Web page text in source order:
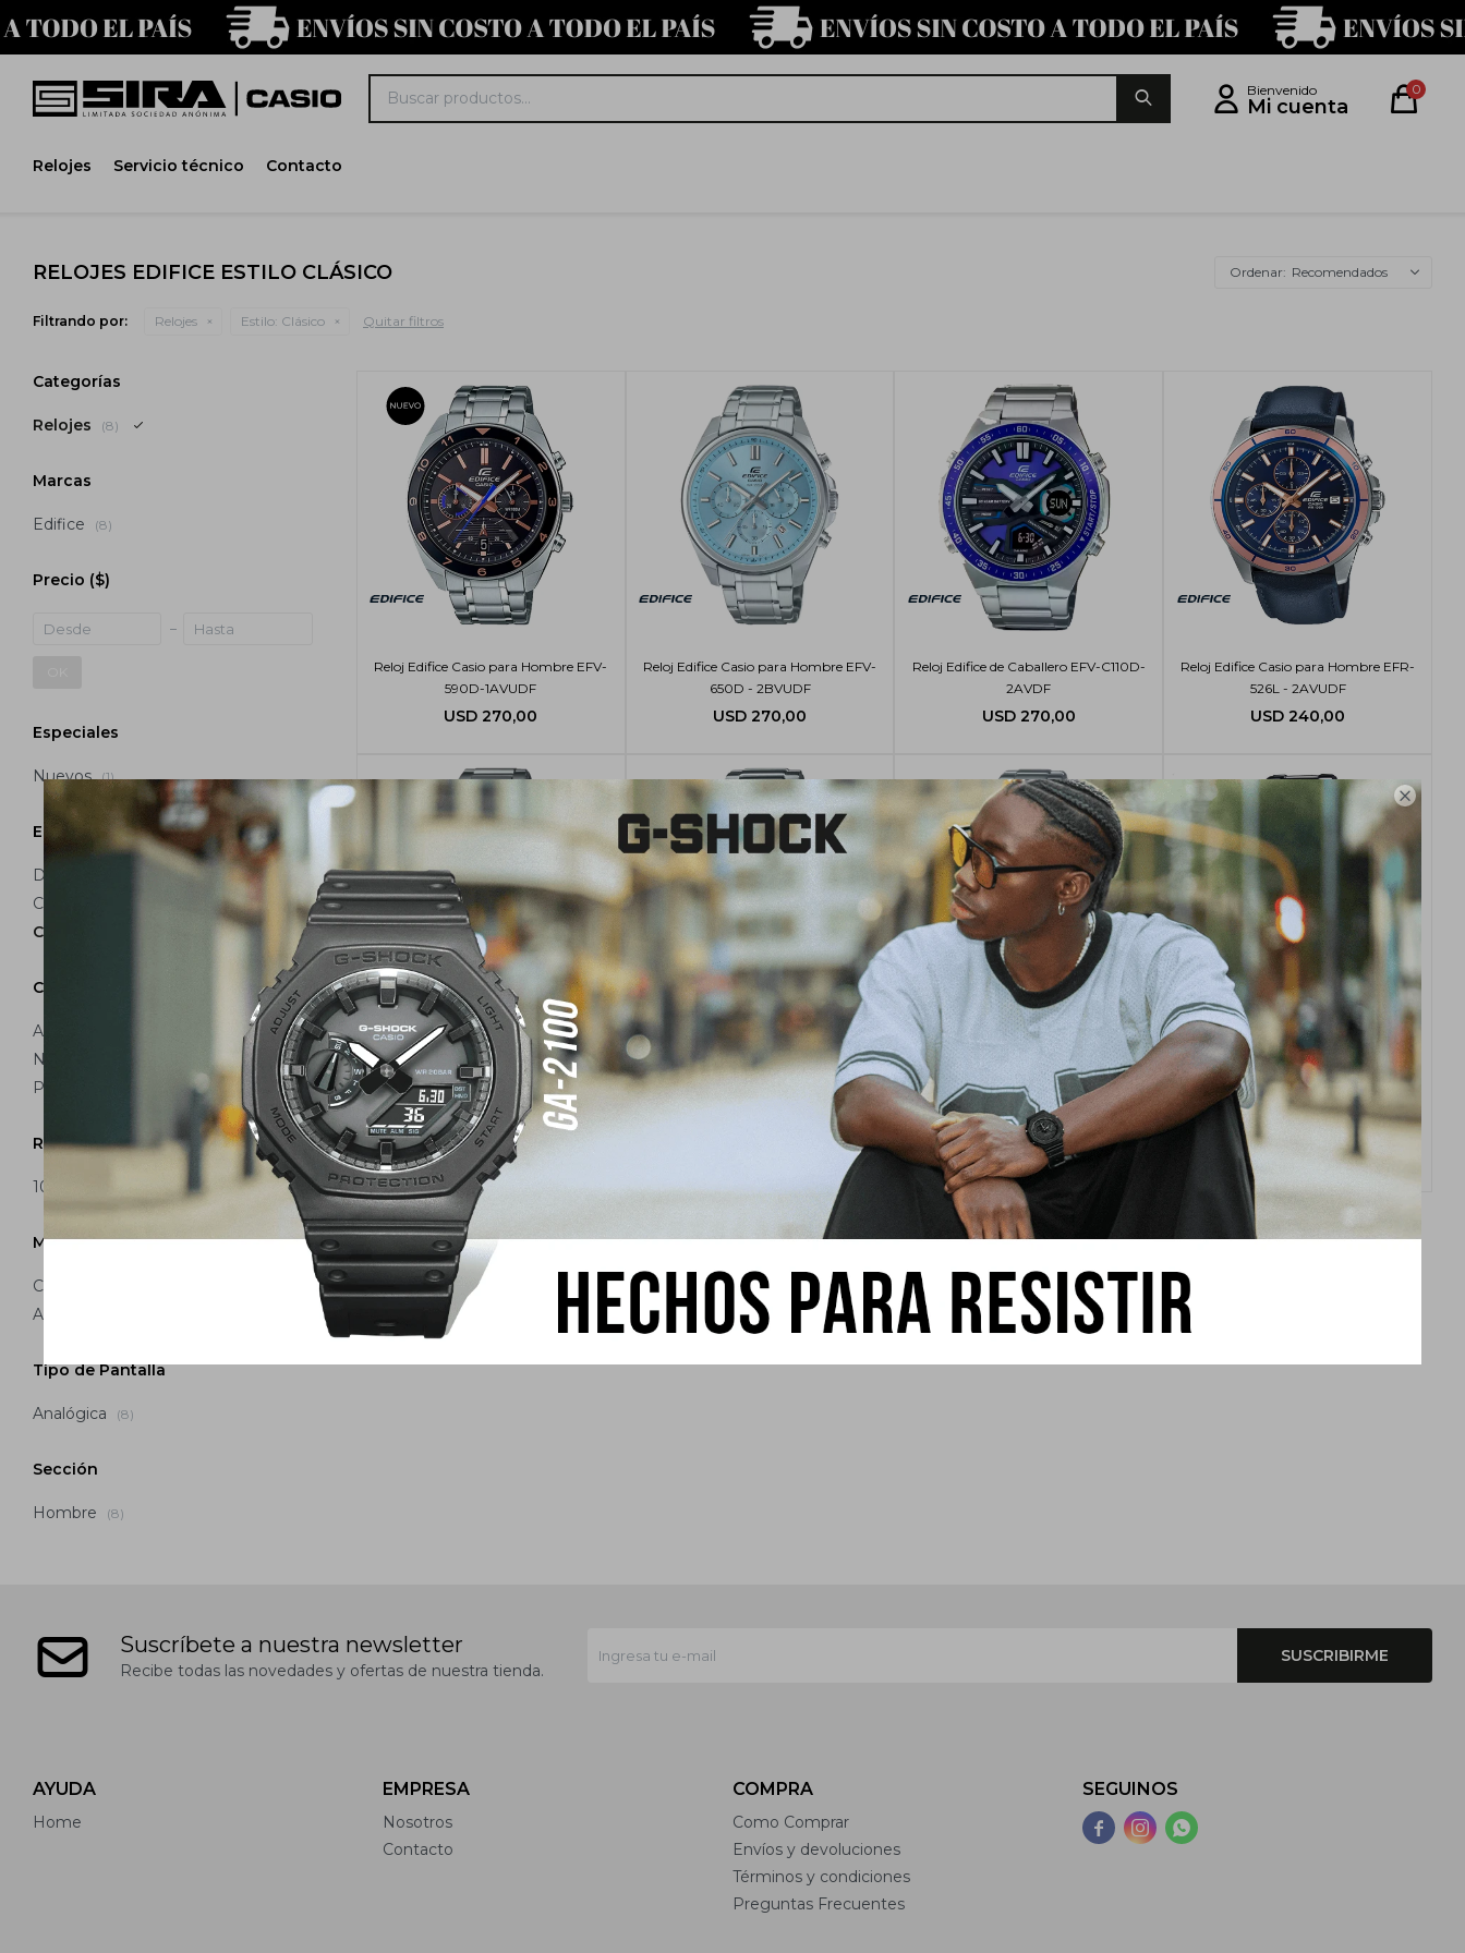

Relojes Servicio técnico Contacto
0
RELOJES EDIFICE ESTILO CLÁSICO Recomendados
Filtrando por: Relojes Estilo: Clásico Quitar filtros
Reloj Edifice Casio para Hombre EFV-
590D-1AVUDF
USD 270,00
Reloj Edifice Casio para Hombre EFV-
650D - 2BVUDF
USD 270,00
Reloj Edifice de Caballero EFV-C110D-
2AVDF
USD 270,00
Reloj Edifice Casio para Hombre EFR-
526L - 2AVUDF
USD 240,00
Reloj Edifice Casio Acero Inoxidable
Hombre EFB-710D - 1AVDF
USD 385,00
Reloj Edifice Clásico en Acero Inoxidable
Reloj Edifice Casio para Hombre EFV-
630D - 1AVUDF
USD 265,00
Reloj Edifice Casio Acero Inoxidable
Hombre EF-517D-1AVDF
USD
Categorías
Relojes (8)
Marcas
Edifice (8)
Precio ($)
Especiales
Nuevos (1)
Estilo
Deportivo
Casual
Clásico
Color
Azul
Negro
Plateado
Resistencia al agua
100 m
Material Correa
Cuero
Acero Inoxidable
Tipo de Pantalla
Analógica (8)
Sección
Hombre (8)
Suscríbete a nuestra newsletter
Recibe todas las novedades y ofertas de nuestra tienda.
SUSCRIBIRME
AYUDA
Home
EMPRESA
Nosotros
Contacto
COMPRA
Como Comprar
Envíos y devoluciones
Términos y condiciones
Preguntas Frecuentes
SEGUINOS
  